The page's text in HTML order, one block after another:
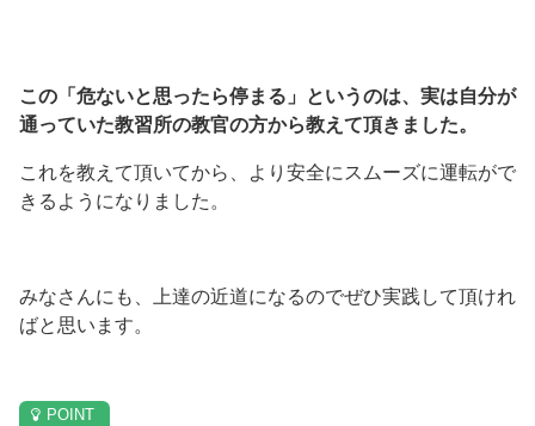
この「危ないと思ったら停まる」というのは、実は自分が
通っていた教習所の教官の方から教えて頂きました。
これを教えて頂いてから、より安全にスムーズに運転がで
きるようになりました。
みなさんにも、上達の近道になるのでぜひ実践して頂けれ
ばと思います。